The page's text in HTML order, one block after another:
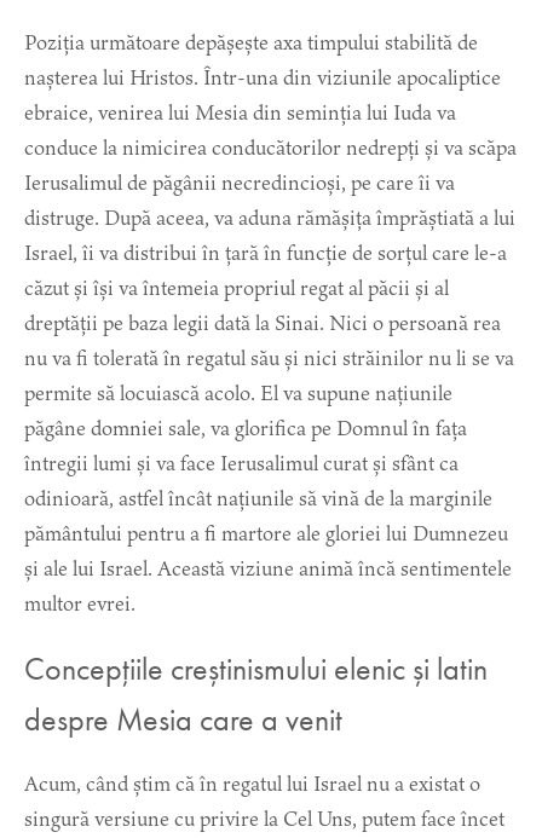
Poziția următoare depășește axa timpului stabilită de
nașterea lui Hristos. Într-una din viziunile apocaliptice
ebraice, venirea lui Mesia din seminția lui Iuda va
conduce la nimicirea conducătorilor nedrepți și va scăpa
Ierusalimul de păgânii necredincioși, pe care îi va
distruge. După aceea, va aduna rămășița împrăștiată a lui
Israel, îi va distribui în țară în funcție de sorțul care le-a
căzut și își va întemeia propriul regat al păcii și al
dreptății pe baza legii dată la Sinai. Nici o persoană rea
nu va fi tolerată în regatul său și nici străinilor nu li se va
permite să locuiască acolo. El va supune națiunile
păgâne domniei sale, va glorifica pe Domnul în fața
întregii lumi și va face Ierusalimul curat și sfânt ca
odinioară, astfel încât națiunile să vină de la marginile
pământului pentru a fi martore ale gloriei lui Dumnezeu
și ale lui Israel. Această viziune animă încă sentimentele
multor evrei.
Concepțiile creștinismului elenic și latin
despre Mesia care a venit
Acum, când știm că în regatul lui Israel nu a existat o
singură versiune cu privire la Cel Uns, putem face încet